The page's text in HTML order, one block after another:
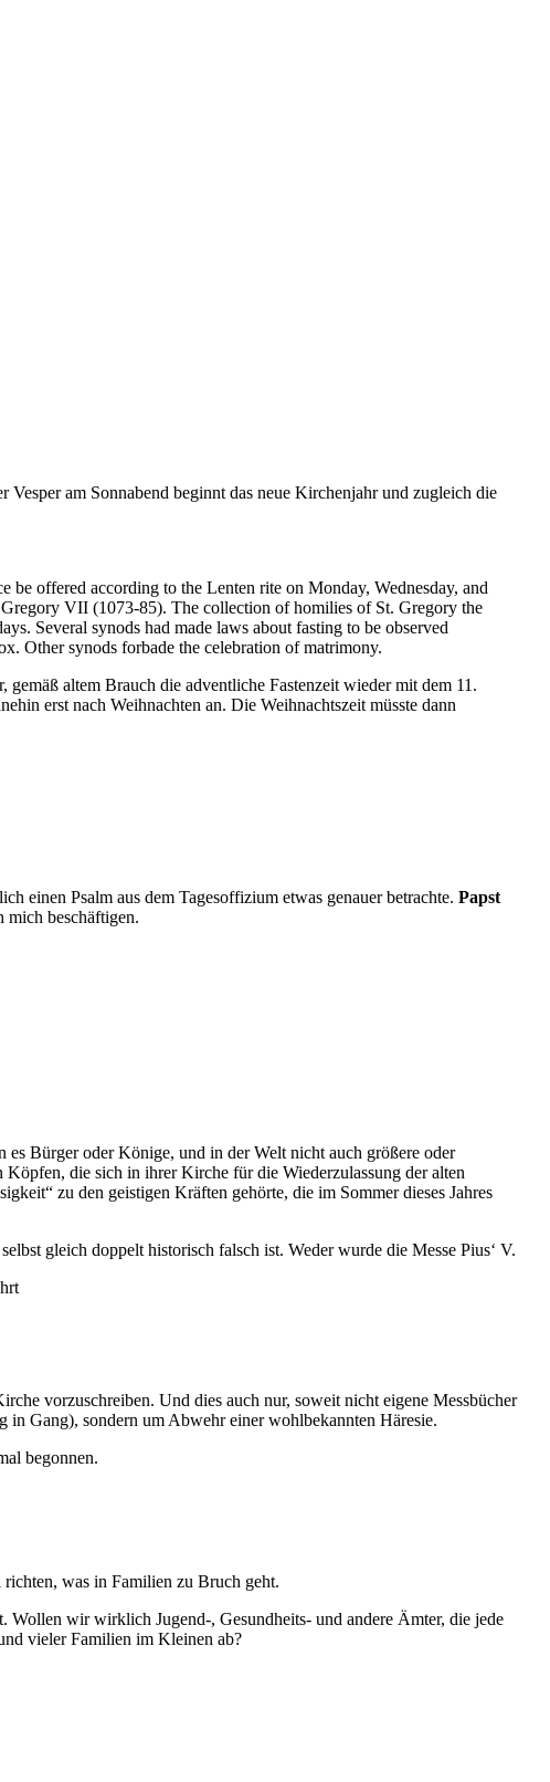
am Sonnabend beginnt das neue Kirchenjahr und zugleich die
offered according to the Lenten rite on Monday, Wednesday, and
VII (1073-85). The collection of homilies of St. Gregory the
Several synods had made laws about fasting to be observed
Other synods forbade the celebration of matrimony.
altem Brauch die adventliche Fastenzeit wieder mit dem 11.
erst nach Weihnachten an. Die Weihnachtszeit müsste dann
einen Psalm aus dem Tagesoffizium etwas genauer betrachte. Papst
mich beschäftigen.
Bürger oder Könige, und in der Welt nicht auch größere oder
die sich in ihrer Kirche für die Wiederzulassung der alten
zu den geistigen Kräften gehörte, die im Sommer dieses Jahres
gleich doppelt historisch falsch ist. Weder wurde die Messe Pius‘ V.
vorzuschreiben. Und dies auch nur, soweit nicht eigene Messbücher
in Gang), sondern um Abwehr einer wohlbekannten Häresie.
begonnen.
was in Familien zu Bruch geht.
Wollen wir wirklich Jugend-, Gesundheits- und andere Ämter, die jede
vieler Familien im Kleinen ab?